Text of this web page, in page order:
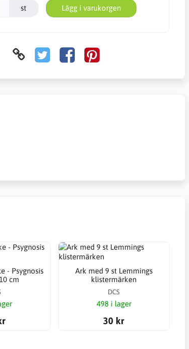
st Lägg i varukorgen
- Psygnosis
cm
Ark med 9 st Lemmings
klistermärken
DCS
498 i lager
30 kr